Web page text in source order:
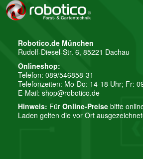
Robotico.de München
Rudolf-Diesel-Str. 6, 85221 Dachau
Onlineshop:
Telefon: 089/546858-31
Telefonzeiten: Mo-Do: 14-18 Uhr; Fr:
E-Mail: shop@robotico.de
Hinweis: Für Online-Preise bitte
Laden gelten die vor Ort